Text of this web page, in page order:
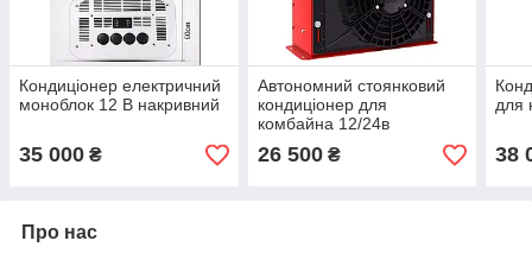
Кондиціонер електричний
моноблок 12 В накривний
35 000 ₴
Автономний стоянковий
кондиціонер для
комбайна 12/24в
26 500₴
для
38
Про нас